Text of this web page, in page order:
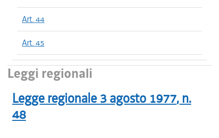
Art. 44
Art. 45
Leggi regionali
Legge regionale 3 agosto 1977, n.
48